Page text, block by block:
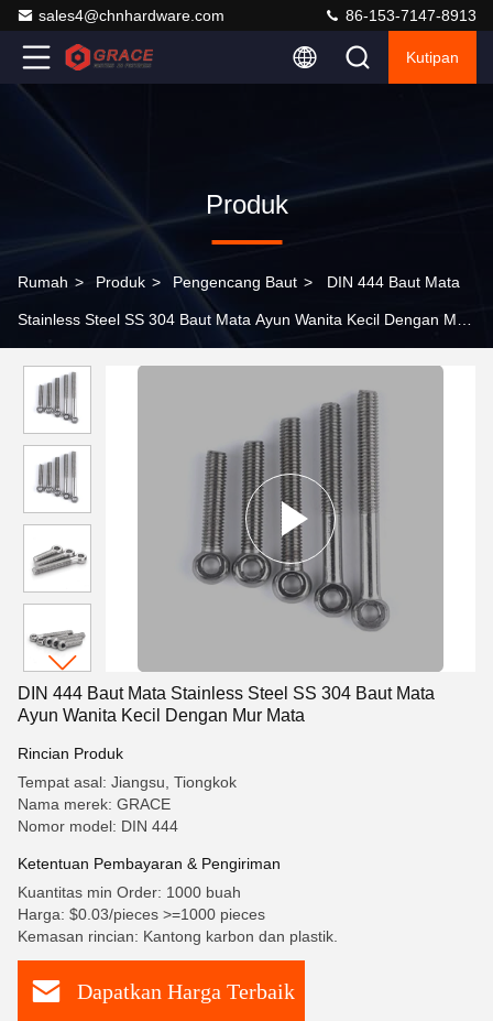
sales4@chnhardware.com 86-153-7147-8913
Kutipan
Produk
Rumah > Produk > Pengencang Baut > DIN 444 Baut Mata
Stainless Steel SS 304 Baut Mata Ayun Wanita Kecil Dengan Mur
DIN 444 Baut Mata Stainless Steel SS 304 Baut Mata
Ayun Wanita Kecil Dengan Mur Mata
Rincian Produk
Tempat asal: Jiangsu, Tiongkok
Nama merek: GRACE
Nomor model: DIN 444
Ketentuan Pembayaran & Pengiriman
Kuantitas min Order: 1000 buah
Harga: $0.03/pieces >=1000 pieces
Kemasan rincian: Kantong karbon dan plastik.
Dapatkan Harga Terbaik